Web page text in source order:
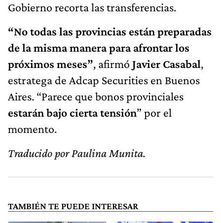
Gobierno recorta las transferencias.
“No todas las provincias están preparadas
de la misma manera para afrontar los
próximos meses”, afirmó Javier Casabal,
estratega de Adcap Securities en Buenos
Aires. “Parece que bonos provinciales
estarán bajo cierta tensión” por el
momento.
Traducido por Paulina Munita.
TAMBIÉN TE PUEDE INTERESAR